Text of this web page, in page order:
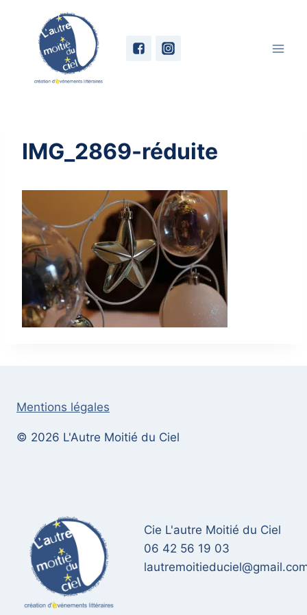
content
IMG_2869-réduite
Mentions légales
© 2026 L'Autre Moitié du Ciel
Cie L'autre Moitié du Ciel
06 42 56 19 03